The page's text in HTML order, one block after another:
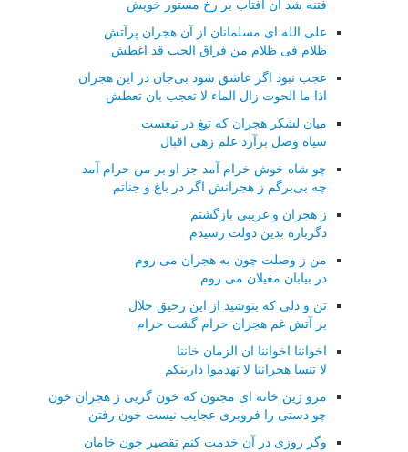
فتنه شد آن آفتاب بر رخ مستور خویش
علی الله ای مسلمانان از آن هجران پرآتش
ظلام فی ظلام من فراق الحب قد اغطش
عجب نبود اگر عاشق شود بی‌جان در این هجران
اذا ما الحوت زال الماء لا تعجب بان تعطش
میان لشكر هجران كه تیغ در تیغست
سپاه وصل برآرد علم زهی اقبال
چو شاه خوش خرام آمد جز او بر من حرام آمد
چه بی‌برگم ز هجرانش اگر در باغ و جناتم
ز هجران و غریبی بازگشتم
دگرباره بدین دولت رسیدم
من ز وصلت چون به هجران می روم
در بیابان مغیلان می روم
تن و دلی كه بنوشید از این رحیق حلال
بر آتش غم هجران حرام گشت حرام
اخواننا اخواننا ان الزمان خاننا
لا تنسا هجراننا لا تهدموا دارینكم
مرو زین خانه ای مجنون كه خون گریی ز هجران خون
چو دستی را فروبری عجایب نیست خون رفتن
وگر روزی در آن خدمت كنم تقصیر چون خامان